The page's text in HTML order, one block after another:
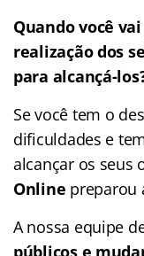
Quando você
realização dos
para alcançá-
Se você tem o
dificuldades e
alcançar os seus
Online preparou
A nossa equipe
públicos e